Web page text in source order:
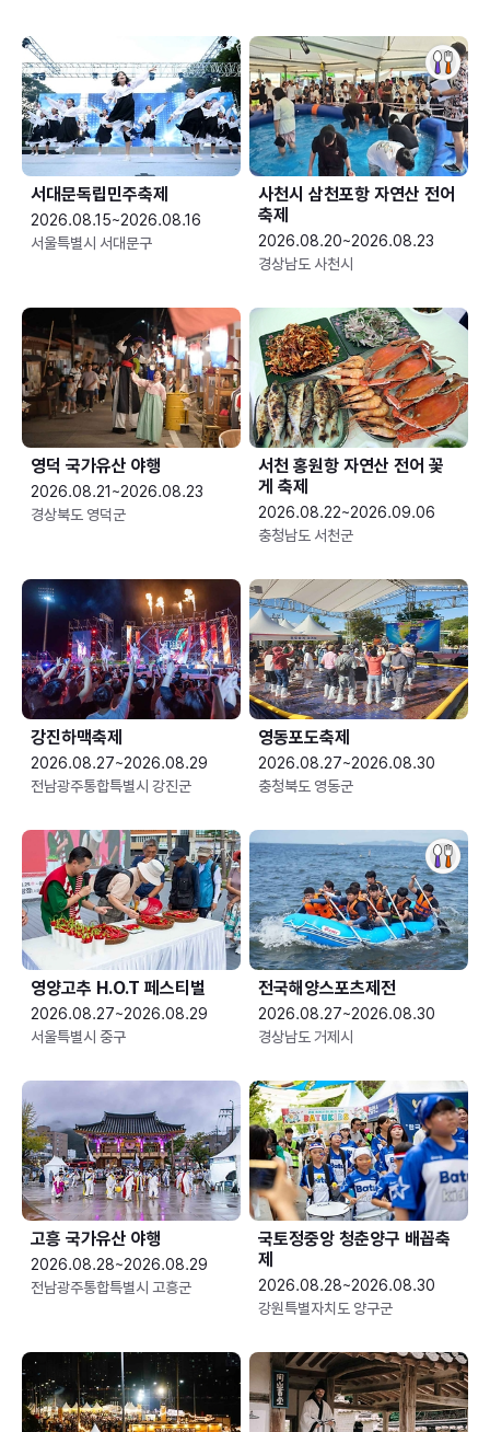
서대문독립민주축제
2026.08.15~2026.08.16
서울특별시 서대문구
사천시 삼천포항 자연산 전어
축제
2026.08.20~2026.08.23
경상남도 사천시
영덕 국가유산 야행
2026.08.21~2026.08.23
경상북도 영덕군
서천 홍원항 자연산 전어 꽃
게 축제
2026.08.22~2026.09.06
충청남도 서천군
강진하맥축제
2026.08.27~2026.08.29
전남광주통합특별시 강진군
영동포도축제
2026.08.27~2026.08.30
충청북도 영동군
영양고추 H.O.T 페스티벌
2026.08.27~2026.08.29
서울특별시 중구
전국해양스포츠제전
2026.08.27~2026.08.30
경상남도 거제시
고흥 국가유산 야행
2026.08.28~2026.08.29
전남광주통합특별시 고흥군
국토정중앙 청춘양구 배꼽축
제
2026.08.28~2026.08.30
강원특별자치도 양구군